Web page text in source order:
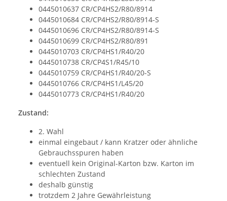
0445010637 CR/CP4HS2/R80/8914
0445010684 CR/CP4HS2/R80/8914-S
0445010696 CR/CP4HS2/R80/8914-S
0445010699 CR/CP4HS2/R80/891
0445010703 CR/CP4HS1/R40/20
0445010738 CR/CP4S1/R45/10
0445010759 CR/CP4HS1/R40/20-S
0445010766 CR/CP4HS1/L45/20
0445010773 CR/CP4HS1/R40/20
Zustand:
2. Wahl
einmal eingebaut / kann Kratzer oder ähnliche
Gebrauchsspuren haben
eventuell kein Original-Karton bzw. Karton im
schlechten Zustand
deshalb günstig
trotzdem 2 Jahre Gewährleistung